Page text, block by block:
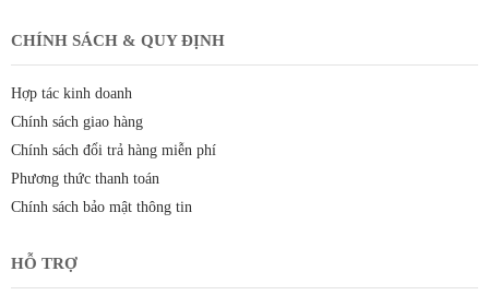
CHÍNH SÁCH & QUY ĐỊNH
Hợp tác kinh doanh
Chính sách giao hàng
Chính sách đổi trả hàng miễn phí
Phương thức thanh toán
Chính sách bảo mật thông tin
HỖ TRỢ